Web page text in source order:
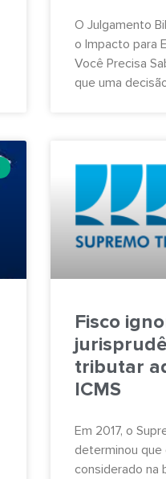
O Julgamento
o Impacto para
Você Precisa
que uma
Fisco
tributar
ICMS
Em 2017, o
determinou que
considerado na